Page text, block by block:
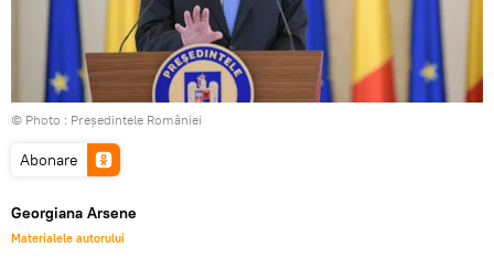
© Photo : Preşedintele României
Abonare
Georgiana Arsene
Materialele autorului